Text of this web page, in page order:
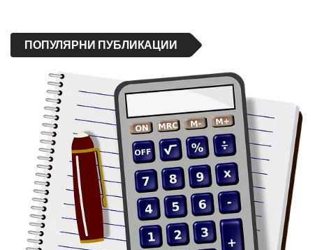
ПОПУЛЯРНИ ПУБЛИКАЦИИ